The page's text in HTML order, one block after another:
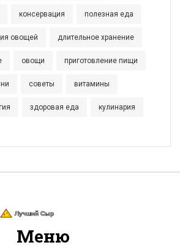
консервация полезная еда
овощей длительное хранение
овощи приготовление пищи
советы витамины
здоровая еда кулинария
Меню